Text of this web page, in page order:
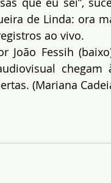
de Linda: ora
ao vivo.
João Fessih
(Mariana